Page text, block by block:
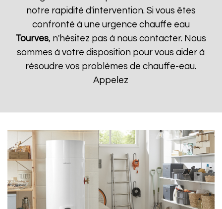
notre rapidité d'intervention. Si vous êtes
confronté à une urgence chauffe eau
Tourves, n'hésitez pas à nous contacter. Nous
sommes à votre disposition pour vous aider à
résoudre vos problèmes de chauffe-eau.
Appelez